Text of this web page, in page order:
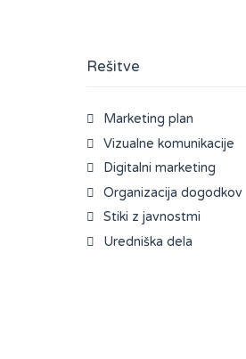
Rešitve
Marketing plan
Vizualne komunikacije
Digitalni marketing
Organizacija dogodkov
Stiki z javnostmi
Uredniška dela